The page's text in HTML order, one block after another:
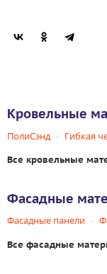
Кровельные
ПолиСэнд Гибкая
Все кровельные
Фасадные
Фасадные панели
Все фасадные